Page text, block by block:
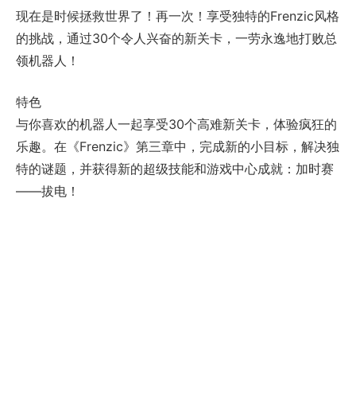
现在是时候拯救世界了！再一次！享受独特的Frenzic风格
的挑战，通过30个令人兴奋的新关卡，一劳永逸地打败总
领机器人！
特色
与你喜欢的机器人一起享受30个高难新关卡，体验疯狂的
乐趣。在《Frenzic》第三章中，完成新的小目标，解决独
特的谜题，并获得新的超级技能和游戏中心成就：加时赛
——拔电！